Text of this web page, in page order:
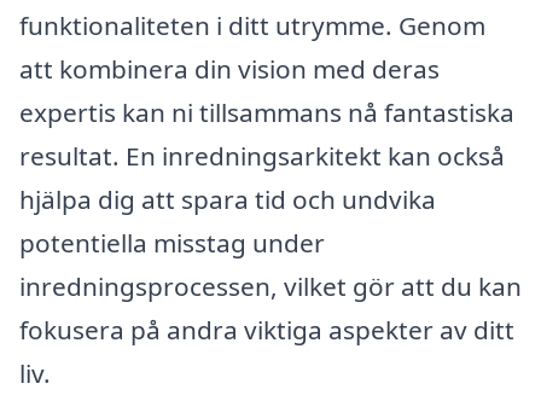
funktionaliteten i ditt utrymme. Genom
att kombinera din vision med deras
expertis kan ni tillsammans nå fantastiska
resultat. En inredningsarkitekt kan också
hjälpa dig att spara tid och undvika
potentiella misstag under
inredningsprocessen, vilket gör att du kan
fokusera på andra viktiga aspekter av ditt
liv.